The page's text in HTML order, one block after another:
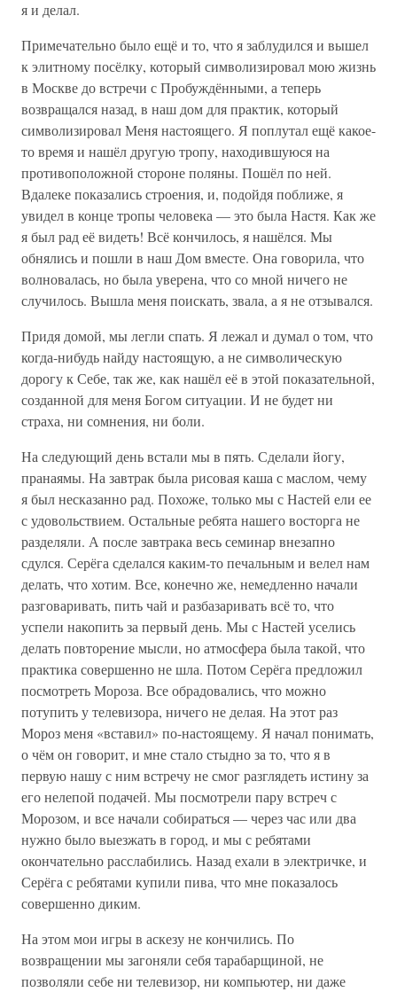
я и делал.
Примечательно было ещё и то, что я заблудился и вышел
к элитному посёлку, который символизировал мою жизнь
в Москве до встречи с Пробуждёнными, а теперь
возвращался назад, в наш дом для практик, который
символизировал Меня настоящего. Я поплутал ещё какое-
то время и нашёл другую тропу, находившуюся на
противоположной стороне поляны. Пошёл по ней.
Вдалеке показались строения, и, подойдя поближе, я
увидел в конце тропы человека — это была Настя. Как же
я был рад её видеть! Всё кончилось, я нашёлся. Мы
обнялись и пошли в наш Дом вместе. Она говорила, что
волновалась, но была уверена, что со мной ничего не
случилось. Вышла меня поискать, звала, а я не отзывался.
Придя домой, мы легли спать. Я лежал и думал о том, что
когда-нибудь найду настоящую, а не символическую
дорогу к Себе, так же, как нашёл её в этой показательной,
созданной для меня Богом ситуации. И не будет ни
страха, ни сомнения, ни боли.
На следующий день встали мы в пять. Сделали йогу,
пранаямы. На завтрак была рисовая каша с маслом, чему
я был несказанно рад. Похоже, только мы с Настей ели ее
с удовольствием. Остальные ребята нашего восторга не
разделяли. А после завтрака весь семинар внезапно
сдулся. Серёга сделался каким-то печальным и велел нам
делать, что хотим. Все, конечно же, немедленно начали
разговаривать, пить чай и разбазаривать всё то, что
успели накопить за первый день. Мы с Настей уселись
делать повторение мысли, но атмосфера была такой, что
практика совершенно не шла. Потом Серёга предложил
посмотреть Мороза. Все обрадовались, что можно
потупить у телевизора, ничего не делая. На этот раз
Мороз меня «вставил» по-настоящему. Я начал понимать,
о чём он говорит, и мне стало стыдно за то, что я в
первую нашу с ним встречу не смог разглядеть истину за
его нелепой подачей. Мы посмотрели пару встреч с
Морозом, и все начали собираться — через час или два
нужно было выезжать в город, и мы с ребятами
окончательно расслабились. Назад ехали в электричке, и
Серёга с ребятами купили пива, что мне показалось
совершенно диким.
На этом мои игры в аскезу не кончились. По
возвращении мы загоняли себя тарабарщиной, не
позволяли себе ни телевизор, ни компьютер, ни даже